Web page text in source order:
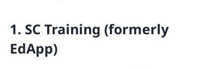
1. SC Training (formerly
EdApp)